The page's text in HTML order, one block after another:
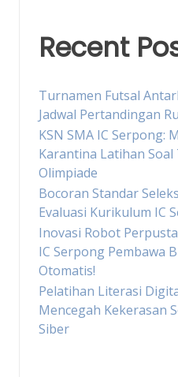
Recent
Turnamen Futsal
Jadwal Pertandingan
KSN SMA IC Serpong:
Karantina Latihan Soal
Olimpiade
Bocoran Standar
Evaluasi Kurikulum IC
Inovasi Robot
IC Serpong Pembawa
Otomatis!
Pelatihan Literasi
Mencegah Kekerasan
Siber